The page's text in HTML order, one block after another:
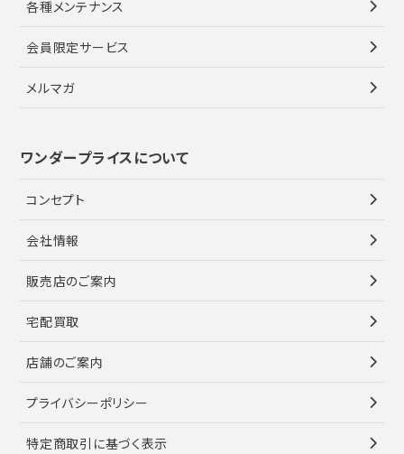
各種メンテナンス
会員限定サービス
メルマガ
ワンダープライスについて
コンセプト
会社情報
販売店のご案内
宅配買取
店舗のご案内
プライバシーポリシー
特定商取引に基づく表示